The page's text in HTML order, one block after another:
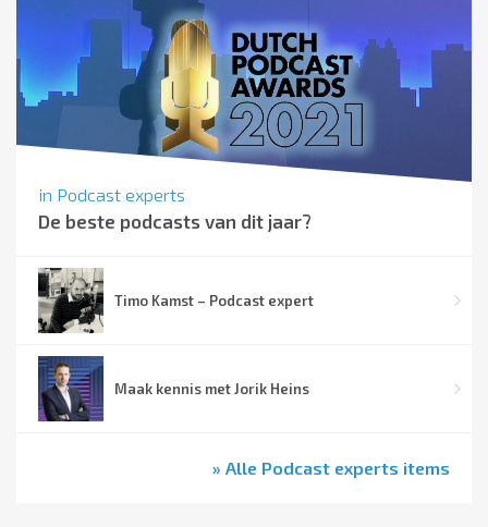
in Podcast experts
De beste podcasts van dit jaar?
Timo Kamst – Podcast expert
Maak kennis met Jorik Heins
» Alle Podcast experts items